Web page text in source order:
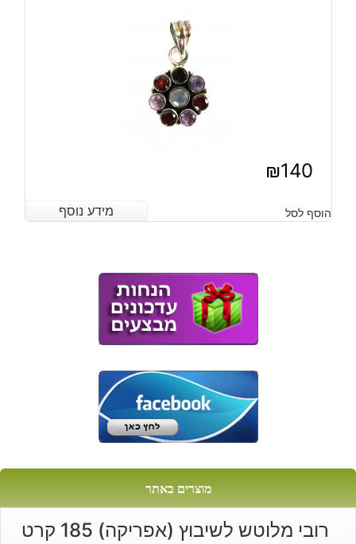
₪140
מידע נוסף הוסף לסל מידע נוסף
מוצרים באתר
רובי מלוטש לשיבוץ (אפריקה) 185 קרט